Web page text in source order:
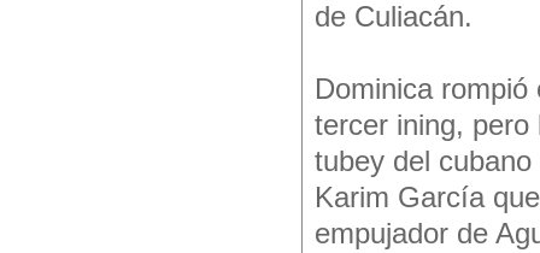
de Culiacán.
Dominica
tercer ining, pero
tubey del
Karim García
empujador de